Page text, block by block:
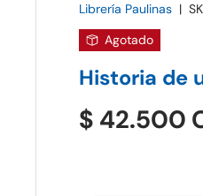
Librería Paulinas |
Agotado
Historia de
$ 42.500